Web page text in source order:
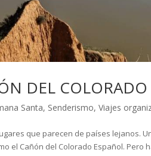
DEL
Santa, Senderismo,Viajes
que parecen de países lejanos.
el Cañón del Colorado Español. Pero